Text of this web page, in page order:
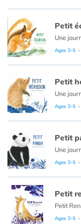
Si le
Nous
4, 5, 6,
Dans
Petit
Ages 3-5 -
Petit
Ages 3-5 -
Petit
Ages 3-5 -
Petit
Ages 3-5 -